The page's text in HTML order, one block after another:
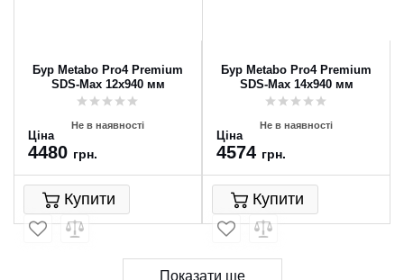
Бур Metabo Pro4 Premium
SDS-Max 12x940 мм
Не в наявності
Ціна
4480 грн.
Купити
Бур Metabo Pro4 Premium
SDS-Max 14x940 мм
Не в наявності
Ціна
4574 грн.
Купити
Показати ще